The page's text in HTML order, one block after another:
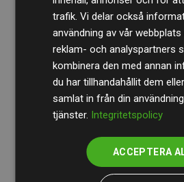
RevisionsbyrånBDOgranskar
beräkningar och vår metod för att
transparens och tillförlitlighet.
Deras granskning visar att våra
klimatprojekt i genomsnitt
de beräknade CO₂-utsläppen
medlemswebbplatser – ett tydligt
arbetssätt ger mätbar klimatnytta.
trafik. Vi delar också
användning av vår webbplats
reklam- och analyspartners
kombinera den med annan
du har tillhandahållit dem
samlat in från din
tjänster. Integritetspolicy
ACCEPTERA